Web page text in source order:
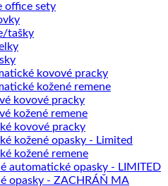
office sety
tašky
kovové pracky
kožené remene
kovové pracky
kožené remene
kovové pracky
kožené opasky - Limited
kožené remene
automatické opasky - LIMITED
opasky - ZACHRÁŇ MA